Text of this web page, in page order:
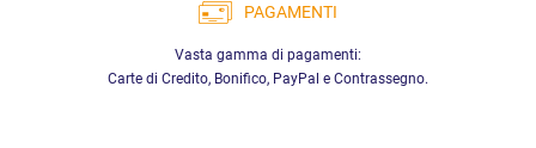
PAGAMENTI
Vasta gamma di pagamenti:
Carte di Credito, Bonifico, PayPal e Contrassegno.